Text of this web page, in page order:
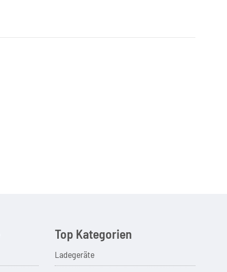
Top Kategorien
Ladegeräte